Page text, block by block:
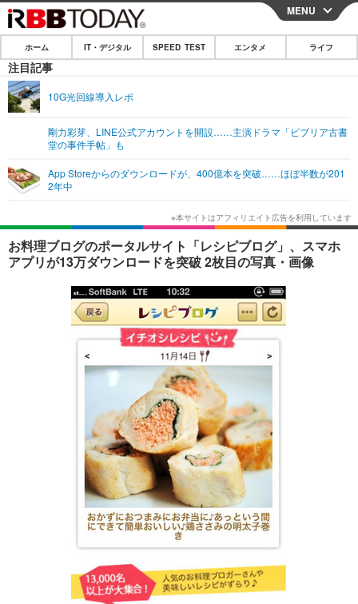
CLOSE
ホーム
IT・デジタル
ネタ
ショッピング その他
エンタメTOP
韓国・芸能
音楽 スポーツ
ショッピング その他
ライフ
ライフTOP グルメ
ペット ショッピング
その他
リリース一覧
プッシュ通知の停止方法
MENU
ホーム IT・デジタル SPEED TEST エンタメ ライフ
注目記事
10G光回線導入レポ
剛力彩芽、LINE公式アカウントを開設……主演ドラマ「ビブリア古書
堂の事件手帖」も
App Storeからのダウンロードが、400億本を突破……ほぼ半数が201
2年中
お料理ブログのポータルサイト「レシピブログ」、スマホ
アプリが13万ダウンロードを突破 2枚目の写真・画像